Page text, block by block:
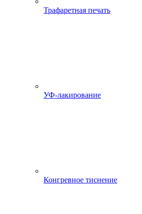
Трафаретная печать
УФ-лакирование
Конгревное тиснение